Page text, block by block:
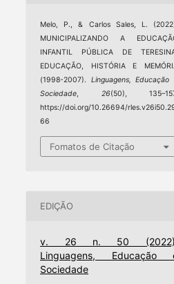
Melo, P., & Carlos Sales, L.
MUNICIPALIZANDO A
INFANTIL PÚBLICA DE
EDUCAÇÃO, HISTÓRIA E
(1998-2007). Linguagens, Educação
Sociedade, 26(50),
https://doi.org/10.26694/
66
Fomatos de Citação
EDIÇÃO
v. 26 n. 50
Linguagens, Educação
Sociedade